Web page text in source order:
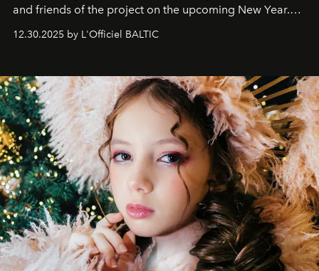
and friends of the project on the upcoming New Year.
achievements.
12.30.2025 by L'Officiel BALTIC